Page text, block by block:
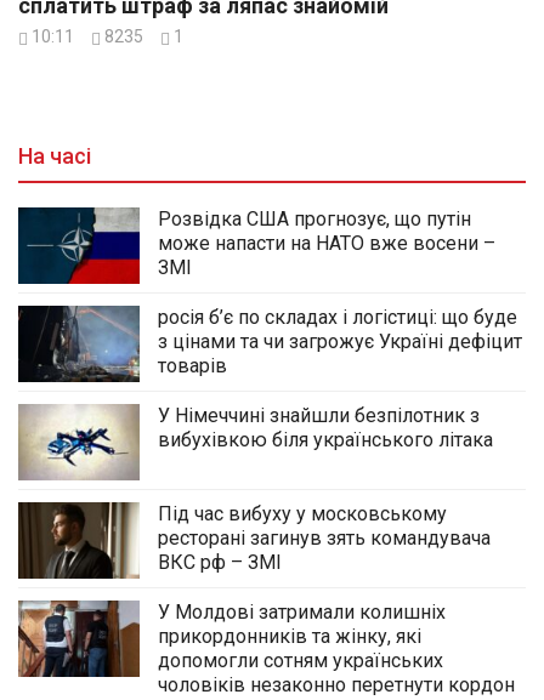
сплатить штраф за ляпас знайомій
10:11 8235 1
На часі
Розвідка США прогнозує, що путін
може напасти на НАТО вже восени –
ЗМІ
росія б’є по складах і логістиці: що буде
з цінами та чи загрожує Україні дефіцит
товарів
У Німеччині знайшли безпілотник з
вибухівкою біля українського літака
Під час вибуху у московському
ресторані загинув зять командувача
ВКС рф – ЗМІ
У Молдові затримали колишніх
прикордонників та жінку, які
допомогли сотням українських
чоловіків незаконно перетнути кордон